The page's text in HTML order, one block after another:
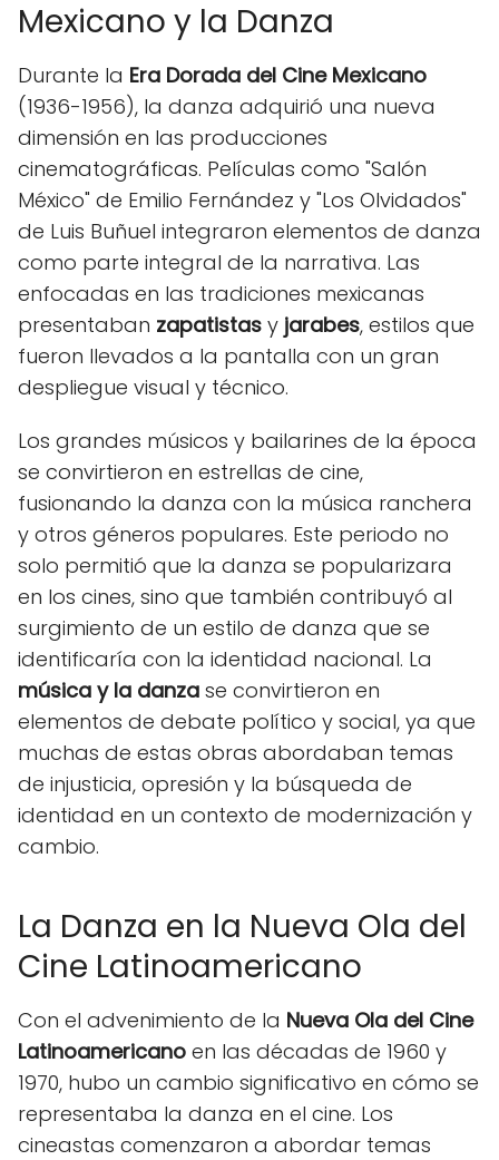
Mexicano y la Danza
Durante la Era Dorada del Cine Mexicano
(1936-1956), la danza adquirió una nueva
dimensión en las producciones
cinematográficas. Películas como "Salón
México" de Emilio Fernández y "Los Olvidados"
de Luis Buñuel integraron elementos de danza
como parte integral de la narrativa. Las
enfocadas en las tradiciones mexicanas
presentaban zapatistas y jarabes, estilos que
fueron llevados a la pantalla con un gran
despliegue visual y técnico.
Los grandes músicos y bailarines de la época
se convirtieron en estrellas de cine,
fusionando la danza con la música ranchera
y otros géneros populares. Este periodo no
solo permitió que la danza se popularizara
en los cines, sino que también contribuyó al
surgimiento de un estilo de danza que se
identificaría con la identidad nacional. La
música y la danza se convirtieron en
elementos de debate político y social, ya que
muchas de estas obras abordaban temas
de injusticia, opresión y la búsqueda de
identidad en un contexto de modernización y
cambio.
La Danza en la Nueva Ola del
Cine Latinoamericano
Con el advenimiento de la Nueva Ola del Cine
Latinoamericano en las décadas de 1960 y
1970, hubo un cambio significativo en cómo se
representaba la danza en el cine. Los
cineastas comenzaron a abordar temas